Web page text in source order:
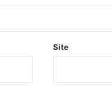
Site